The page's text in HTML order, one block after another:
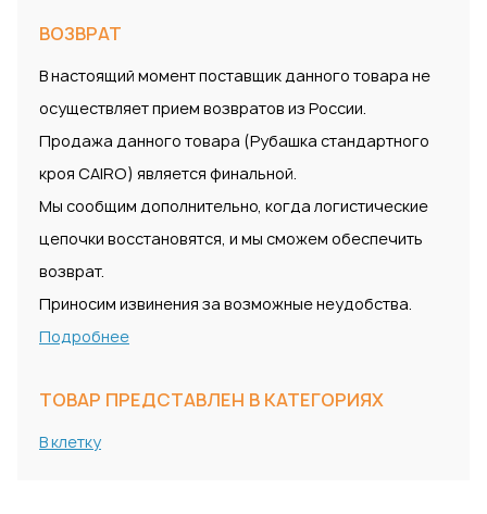
ВОЗВРАТ
В настоящий момент поставщик данного товара не
осуществляет прием возвратов из России.
Продажа данного товара (Рубашка стандартного
кроя CAIRO) является финальной.
Мы сообщим дополнительно, когда логистические
цепочки восстановятся, и мы сможем обеспечить
возврат.
Приносим извинения за возможные неудобства.
Подробнее
ТОВАР ПРЕДСТАВЛЕН В КАТЕГОРИЯХ
В клетку